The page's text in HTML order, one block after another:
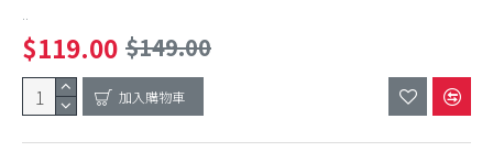
..
$119.00 $149.00
加入購物車